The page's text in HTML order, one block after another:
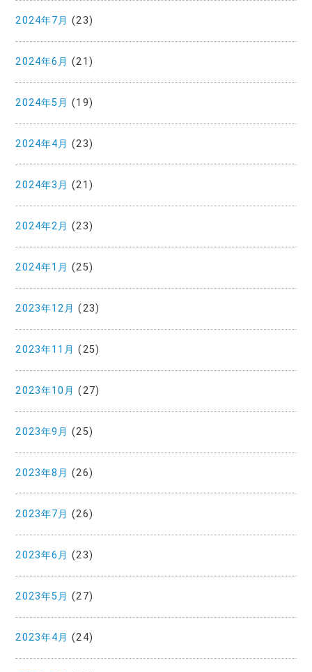
2024年7月 (23)
2024年6月 (21)
2024年5月 (19)
2024年4月 (23)
2024年3月 (21)
2024年2月 (23)
2024年1月 (25)
2023年12月 (23)
2023年11月 (25)
2023年10月 (27)
2023年9月 (25)
2023年8月 (26)
2023年7月 (26)
2023年6月 (23)
2023年5月 (27)
2023年4月 (24)